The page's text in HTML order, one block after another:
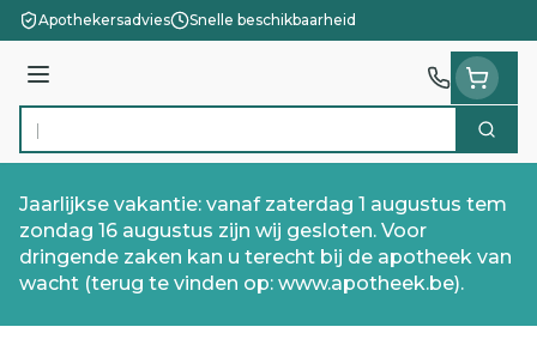
Ga naar de inhoud
Apothekersadvies Snelle beschikbaarheid
Menu
Product, merk, categorie... Zoek
Jaarlijkse vakantie: vanaf zaterdag 1 augustus tem
zondag 16 augustus zijn wij gesloten. Voor
dringende zaken kan u terecht bij de apotheek van
wacht (terug te vinden op: www.apotheek.be).